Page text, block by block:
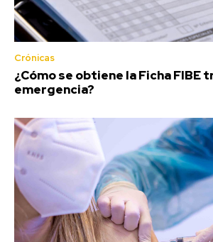
Crónicas
¿Cómo se obtiene la Ficha FIBE
emergencia?